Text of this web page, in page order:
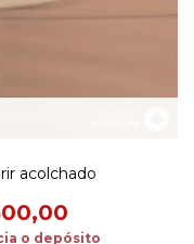
acolchado
o depósito